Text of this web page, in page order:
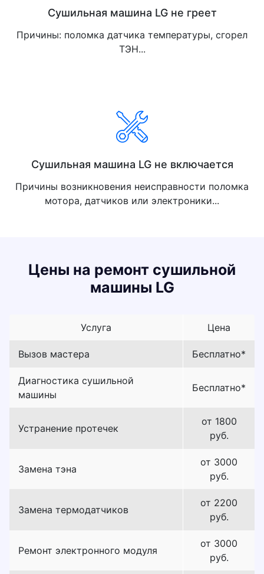
Сушильная машина LG не греет
Причины: поломка датчика температуры, сгорел
ТЭН...
Сушильная машина LG не включается
Причины возникновения неисправности поломка
мотора, датчиков или электроники...
Цены на ремонт сушильной
машины LG
Услуга Цена
Вызов мастера Бесплатно*
Диагностика сушильной
машины
Бесплатно*
Устранение протечек
от 1800
руб.
Замена тэна
от 3000
руб.
Замена термодатчиков
от 2200
руб.
Ремонт электронного модуля
от 3000
руб.